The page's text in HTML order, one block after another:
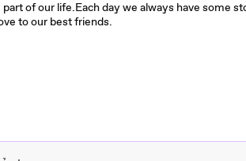
part of our life.Each day we always have some
to our best friends.